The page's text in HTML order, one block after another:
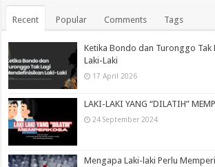
Recent Popular Comments Tags
Ketika Bondo dan Turonggo Tak
Laki-Laki
17 April 2026
LAKI-LAKI YANG “DILATIH”
24 September 2024
Mengapa Laki-laki Perlu